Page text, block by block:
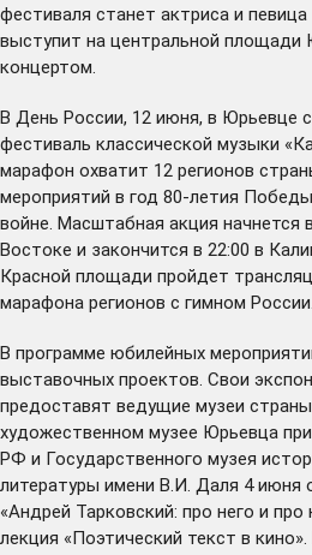
фестиваля станет актриса и
выступит на центральной
концертом.
В День России, 12 июня, в Юрьевце
фестиваль классической музыки
марафон охватит 12 регионов
мероприятий в год 80-летия
войне. Масштабная акция начнется
Востоке и закончится в 22:00 в
Красной площади пройдет
марафона регионов с гимном России.
В программе юбилейных
выставочных проектов. Свои
предоставят ведущие музеи
художественном музее Юрьевца
РФ и Государственного музея
литературы имени В.И. Даля 4 июня
«Андрей Тарковский: про него и
лекция «Поэтический текст в